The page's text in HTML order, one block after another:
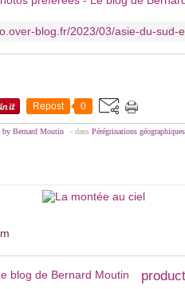
Repost 0
by Bernard Moutin - dans Pérégrinations géographiques